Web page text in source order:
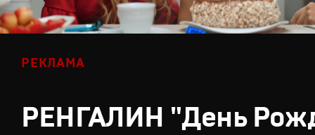
РЕКЛАМА
РЕНГАЛИН "День